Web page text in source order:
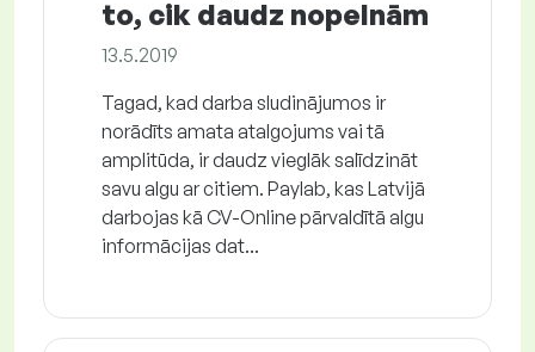
to, cik daudz nopelnām
13.5.2019
Tagad, kad darba sludinājumos ir
norādīts amata atalgojums vai tā
amplitūda, ir daudz vieglāk salīdzināt
savu algu ar citiem. Paylab, kas Latvijā
darbojas kā CV-Online pārvaldītā algu
informācijas dat...